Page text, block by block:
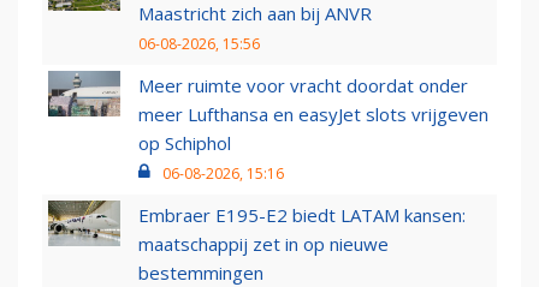
Maastricht zich aan bij ANVR
06-08-2026, 15:56
Meer ruimte voor vracht doordat onder
meer Lufthansa en easyJet slots vrijgeven
op Schiphol
06-08-2026, 15:16
Embraer E195-E2 biedt LATAM kansen:
maatschappij zet in op nieuwe
bestemmingen